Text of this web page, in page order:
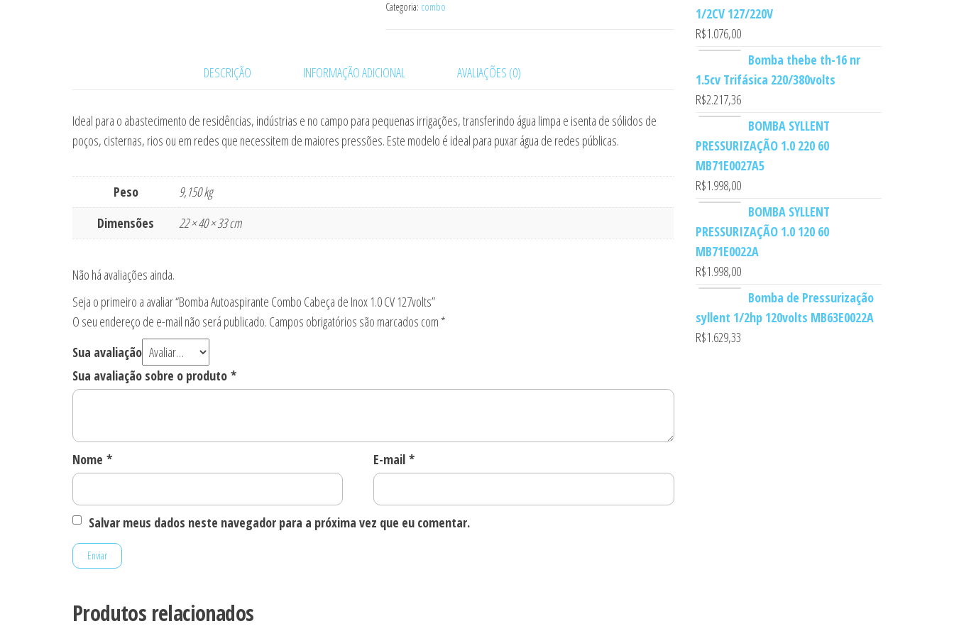
Categoria: combo
DESCRIÇÃO INFORMAÇÃO ADICIONAL AVALIAÇÕES (0)
Ideal para o abastecimento de residências, indústrias e no campo para pequenas irrigações, transferindo água limpa e isenta de sólidos de
poços, cisternas, rios ou em redes que necessitem de maiores pressões. Este modelo é ideal para puxar água de redes públicas.
Peso
9,150 kg
Dimensões
22 × 40 × 33 cm
Não há avaliações ainda.
Seja o primeiro a avaliar “Bomba Autoaspirante Combo Cabeça de Inox 1.0 CV 127volts”
O seu endereço de e-mail não será publicado. Campos obrigatórios são marcados com *
Sua avaliação
Sua avaliação sobre o produto *
Nome * E-mail *
Salvar meus dados neste navegador para a próxima vez que eu comentar.
Produtos relacionados
1/2CV 127/220V
R$1.076,00
Bomba thebe th-16 nr
1.5cv Trifásica 220/380volts
R$2.217,36
BOMBA SYLLENT
PRESSURIZAÇÃO 1.0 220 60
MB71E0027A5
R$1.998,00
BOMBA SYLLENT
PRESSURIZAÇÃO 1.0 120 60
MB71E0022A
R$1.998,00
Bomba de Pressurização
syllent 1/2hp 120volts MB63E0022A
R$1.629,33